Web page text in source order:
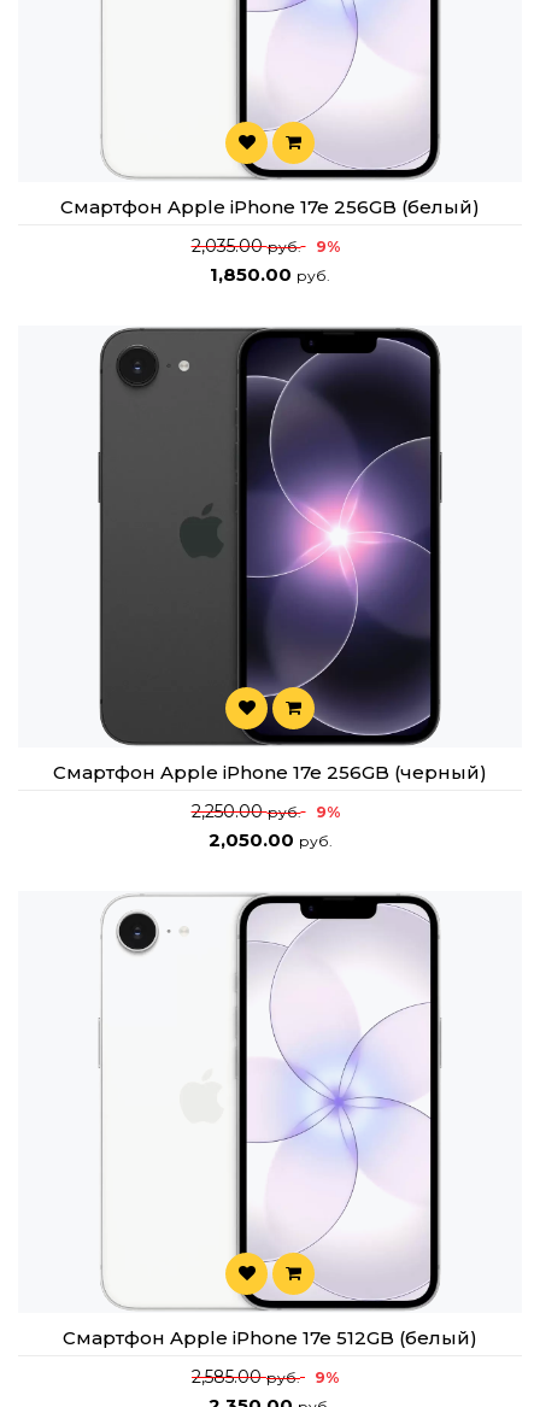
Смартфон Apple iPhone 17e 256GB (белый)
2,035.00руб. 9%
1,850.00 руб.
Смартфон Apple iPhone 17e 256GB (черный)
2,250.00руб. 9%
2,050.00 руб.
Смартфон Apple iPhone 17e 512GB (белый)
2,585.00руб. 9%